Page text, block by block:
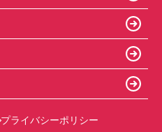
プライバシーポリシー